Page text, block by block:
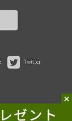
Twitter